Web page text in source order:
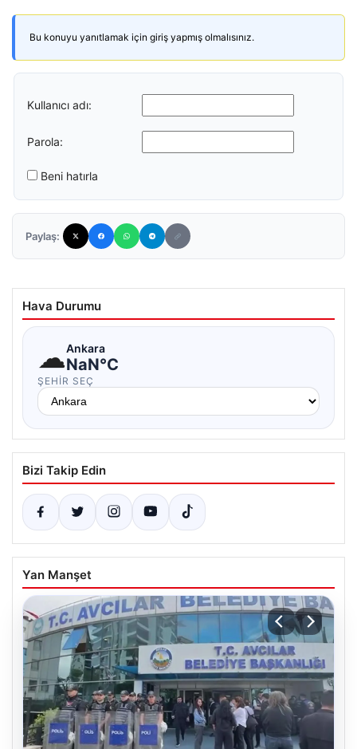
Bu konuyu yanıtlamak için giriş yapmış olmalısınız.
Kullanıcı adı:
Parola:
Beni hatırla
Paylaş:
Hava Durumu
☁Ankara
NaN°C
ŞEHIR SEÇ
Bizi Takip Edin
Yan Manşet